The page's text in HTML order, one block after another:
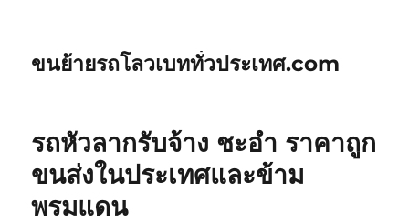
ขนย้ายรถโลวเบททั่วประเทศ.com
รถหัวลากรับจ้าง ชะอำ ราคาถูก
ขนส่งในประเทศและข้าม
พรมแดน